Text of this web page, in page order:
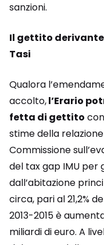
sanzioni.
Il gettito
Tasi
Qualora
accolto,l’Erario
fetta di gettito
stime della
Commissione
del tax gap IMU per
dall’abitazione
circa, pari al 21,2%
2013-2015 è
miliardi di euro. A